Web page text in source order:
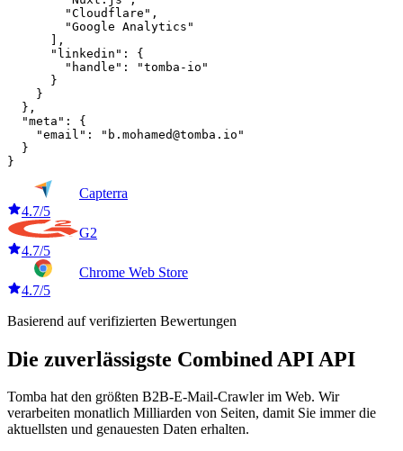
        "Cloudflare",
        "Google Analytics"
      ],
      "linkedin": {
        "handle": "tomba-io"
      }
    }
  },
  "meta": {
    "email": "b.mohamed@tomba.io"
  }
}
Capterra
4.7/5
G2
4.7/5
Chrome Web Store
4.7/5
Basierend auf verifizierten Bewertungen
Die zuverlässigste Combined API API
Tomba hat den größten B2B-E-Mail-Crawler im Web. Wir
verarbeiten monatlich Milliarden von Seiten, damit Sie immer die
aktuellsten und genauesten Daten erhalten.